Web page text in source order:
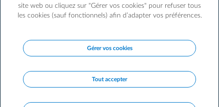
Pas encore client ?
site web ou cliquez sur "Gérer vos cookies" pour refuser tous
les cookies (sauf fonctionnels) afin d’adapter vos préférences.
Gérer vos cookies
Tout accepter